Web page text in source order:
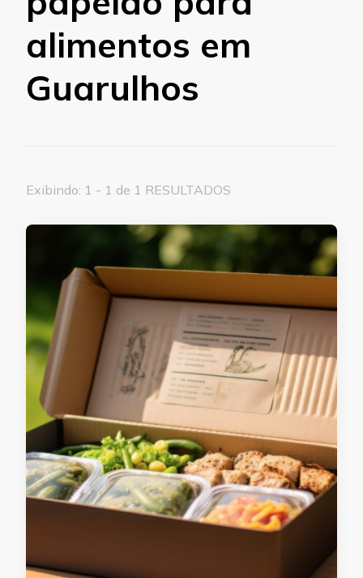
alimentos em
Guarulhos
Exibindo: 1 - 1 de 1 RESULTADOS